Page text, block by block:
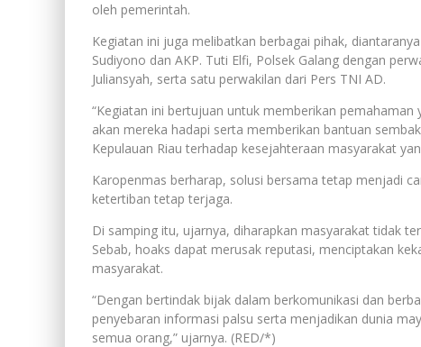
oleh pemerintah.
Kegiatan ini juga melibatkan berbagai pihak,
Sudiyono dan AKP. Tuti Elfi, Polsek Galang dengan
Juliansyah, serta satu perwakilan dari Pers TNI AD.
“Kegiatan ini bertujuan untuk memberikan
akan mereka hadapi serta memberikan bantuan
Kepulauan Riau terhadap kesejahteraan masyarakat
Karopenmas berharap, solusi bersama tetap menjadi
ketertiban tetap terjaga.
Di samping itu, ujarnya, diharapkan masyarakat tidak
Sebab, hoaks dapat merusak reputasi, menciptakan
masyarakat.
“Dengan bertindak bijak dalam berkomunikasi dan
penyebaran informasi palsu serta menjadikan dunia
semua orang,” ujarnya. (RED/*)